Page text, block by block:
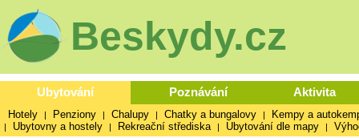
Beskydy.cz
Ubytování Poznávání Aktivita
Hotely | Penziony | Chalupy | Chatky a bungalovy | Kempy a
| Ubytovny a hostely | Rekreační střediska | Ubytování dle mapy |